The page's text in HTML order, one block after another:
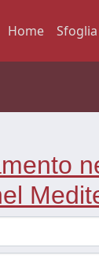
Home Sfoglia